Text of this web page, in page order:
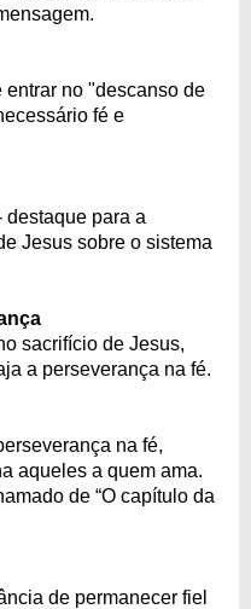
entrar no "descanso de
fé e
destaque para a
Jesus sobre o sistema
sacrifício de Jesus,
a perseverança na fé.
na fé,
aqueles a quem ama.
de “O capítulo da
de permanecer fiel